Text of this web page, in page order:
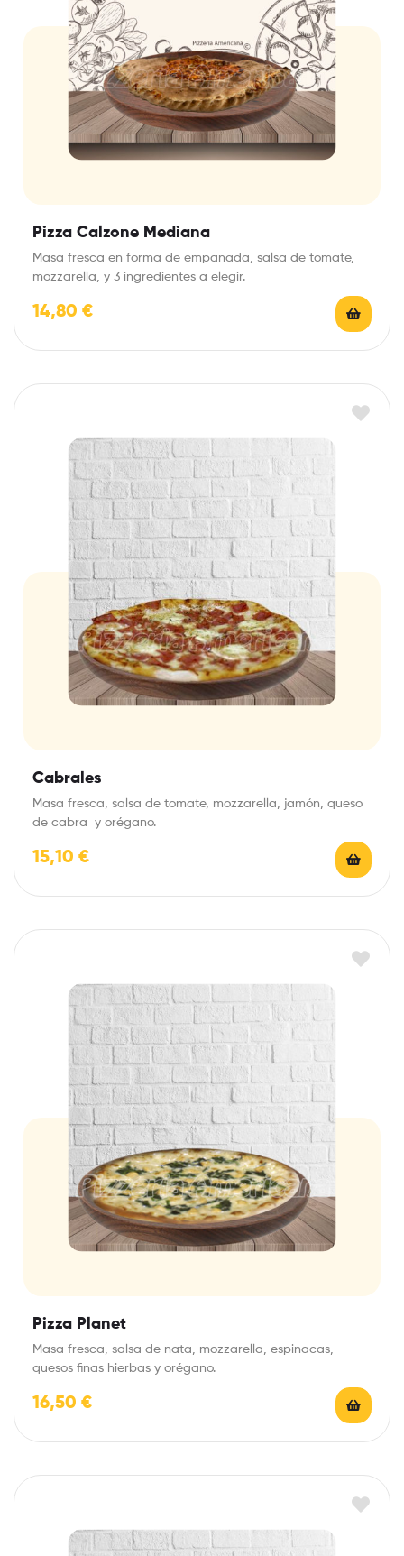
Pizza Calzone Mediana
Masa fresca en forma de empanada, salsa de tomate,
mozzarella, y 3 ingredientes a elegir.
14,80 €
Cabrales
Masa fresca, salsa de tomate, mozzarella, jamón, queso
de cabra y orégano.
15,10 €
Pizza Planet
Masa fresca, salsa de nata, mozzarella, espinacas,
quesos finas hierbas y orégano.
16,50 €